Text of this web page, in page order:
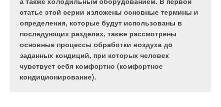
статье этой серии изложены основные термины и
определения, которые будут использованы в
последующих разделах, также рассмотрены
основные процессы обработки воздуха до
заданных кондиций, при которых человек
чувствует себя комфортно (комфортное
кондиционирование).
повышение эффективности их использования в
производстве и секторе ЖКХ. Одним из
безусловных лидеров в этих начинаниях
являются Екатеринбург и Свердловская область.